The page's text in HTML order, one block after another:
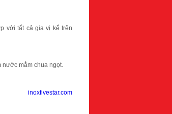
với tất cả gia vị kể trên
nước mắm chua ngọt.
inoxfivestar.com